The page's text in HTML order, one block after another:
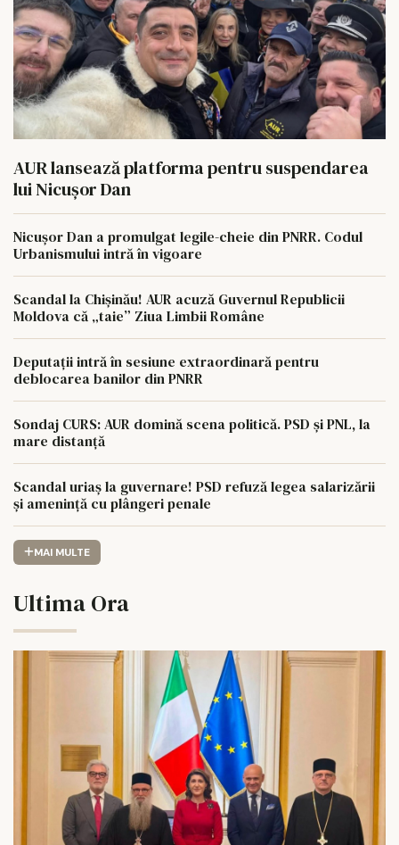
AUR lansează platforma pentru suspendarea
lui Nicușor Dan
Nicușor Dan a promulgat legile-cheie din PNRR. Codul
Urbanismului intră în vigoare
Scandal la Chișinău! AUR acuză Guvernul Republicii
Moldova că „taie” Ziua Limbii Române
Deputații intră în sesiune extraordinară pentru
deblocarea banilor din PNRR
Sondaj CURS: AUR domină scena politică. PSD și PNL, la
mare distanță
Scandal uriaș la guvernare! PSD refuză legea salarizării
și amenință cu plângeri penale
MAI MULTE
Ultima Ora